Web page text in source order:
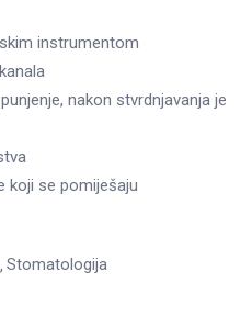
instrumentom
nakon stvrdnjavanja je
koji se pomiješaju
Stomatologija